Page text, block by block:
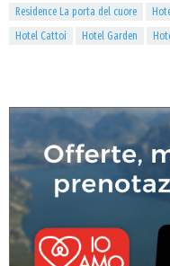
Residence La porta del cuore
Hotel Cattoi
Hotel Garden